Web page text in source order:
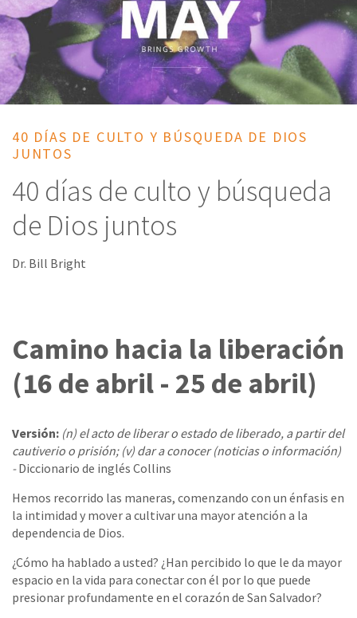
40 DÍAS DE CULTO Y BÚSQUEDA DE DIOS
JUNTOS
40 días de culto y búsqueda
de Dios juntos
Dr. Bill Bright
Camino hacia la liberación
(16 de abril - 25 de abril)
Versión: (n) el acto de liberar o estado de liberado, a partir del
cautiverio o prisión; (v) dar a conocer (noticias o información)
-Diccionario de inglés Collins
Hemos recorrido las maneras, comenzando con un énfasis en
la intimidad y mover a cultivar una mayor atención a la
dependencia de Dios.
¿Cómo ha hablado a usted? ¿Han percibido lo que le da mayor
espacio en la vida para conectar con él por lo que puede
presionar profundamente en el corazón de San Salvador?